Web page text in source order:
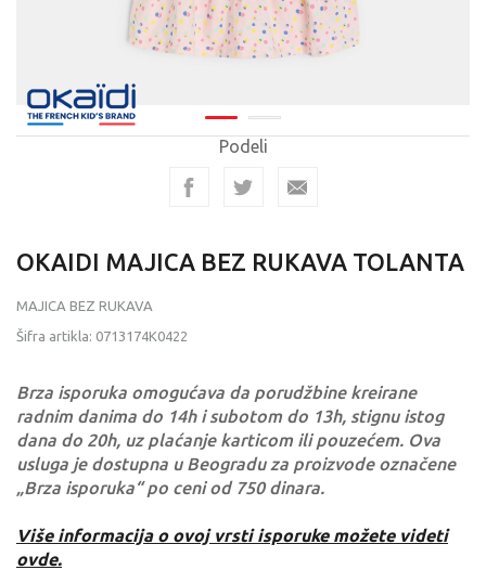
Podeli
OKAIDI MAJICA BEZ RUKAVA TOLANTA
MAJICA BEZ RUKAVA
Šifra artikla: 0713174K0422
Brza isporuka omogućava da porudžbine kreirane
radnim danima do 14h i subotom do 13h, stignu istog
dana do 20h, uz plaćanje karticom ili pouzećem. Ova
usluga je dostupna u Beogradu za proizvode označene
„Brza isporuka“ po ceni od 750 dinara.
Više informacija o ovoj vrsti isporuke možete videti
ovde.